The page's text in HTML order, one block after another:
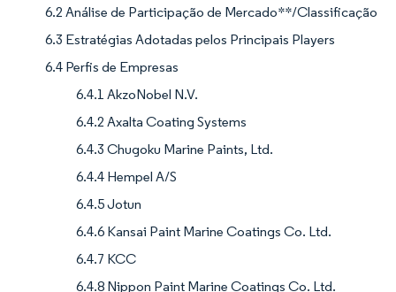
6.2 Análise de Participação de Mercado**/Classificação
6.3 Estratégias Adotadas pelos Principais Players
6.4 Perfis de Empresas
6.4.1 AkzoNobel N.V.
6.4.2 Axalta Coating Systems
6.4.3 Chugoku Marine Paints, Ltd.
6.4.4 Hempel A/S
6.4.5 Jotun
6.4.6 Kansai Paint Marine Coatings Co. Ltd.
6.4.7 KCC
6.4.8 Nippon Paint Marine Coatings Co. Ltd.